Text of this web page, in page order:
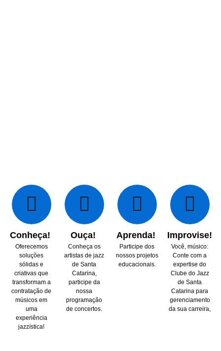
Conheça!
Oferecemos
soluções
sólidas e
criativas que
transformam a
contratação de
músicos em
uma
experiência
jazzística!
Ouça!
Conheça os
artistas de jazz
de Santa
Catarina,
participe da
nossa
programação
de concertos.
Aprenda!
Participe dos
nossos projetos
educacionais.
Improvise!
Você, músico:
Conte com a
expertise do
Clube do Jazz
de Santa
Catarina para
gerenciamento
da sua carreira,